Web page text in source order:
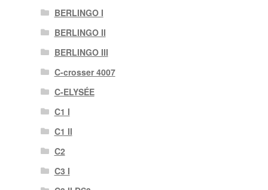
BERLINGO I
BERLINGO II
BERLINGO III
C-crosser 4007
C-ELYSÉE
C1 I
C1 II
C2
C3 I